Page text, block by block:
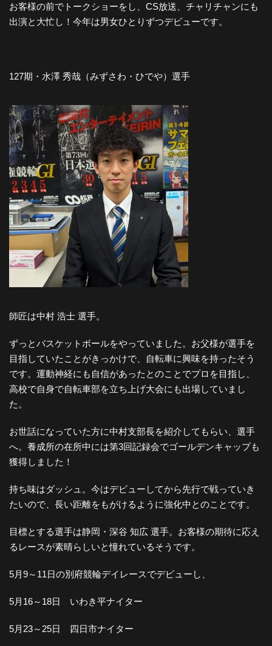
お客様の前でトークショーをし、CS放送、チャリチャンにも
出演と大忙し！今年は男女ひとりずつデビューです。
127期・水澤 秀哉（みずさわ・ひでや）選手
師匠は中村 浩士 選手。
ずっとバスケットボールをやっていました。お父様が選手を
目指していたことがきっかけで、自転車に興味を持ったそう
です。運動神経にも自信があったとのことでプロを目指し、
高校で自身で自転車部を立ち上げ大会にも出場していまし
た。
お世話になっていた方に中村支部長を紹介してもらい、選手
へ。養成所の在所中には第3回記録会でゴールデンキャップも
獲得しました！
持ち味はダッシュ。今はデビューしてから先行で戦っていき
たいので、長い距離をもがけるように強化中とのことです。
目標とする選手は静岡・深谷 知広 選手。お客様の期待に応え
るレースが素晴らしいと憧れているそうです。
5月9～11日の別府競輪デイレースでデビューし、
5月16～18日 いわき平ナイター
5月23～25日 四日市ナイター